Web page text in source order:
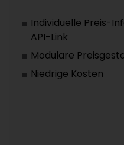
Individuelle Preis-
API-Link
Modulare
Niedrige Kosten